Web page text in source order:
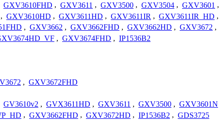
GXV3610FHD , GXV3611 , GXV3500 , GXV3504 , GXV3601 ,
, GXV3610HD , GXV3611HD , GXV3611IR , GXV3611IR_HD ,
, GXV3662 , GXV3662FHD , GXV3662HD , GXV3672 ,
, GXV3674FHD , IP1536B2
, GXV3672FHD
GV3610v2 , GVX3611HD , GXV3611 , GXV3500 , GXV3601N
, GXV3662FHD , GXV3672HD , IP1536B2 , GDS3725